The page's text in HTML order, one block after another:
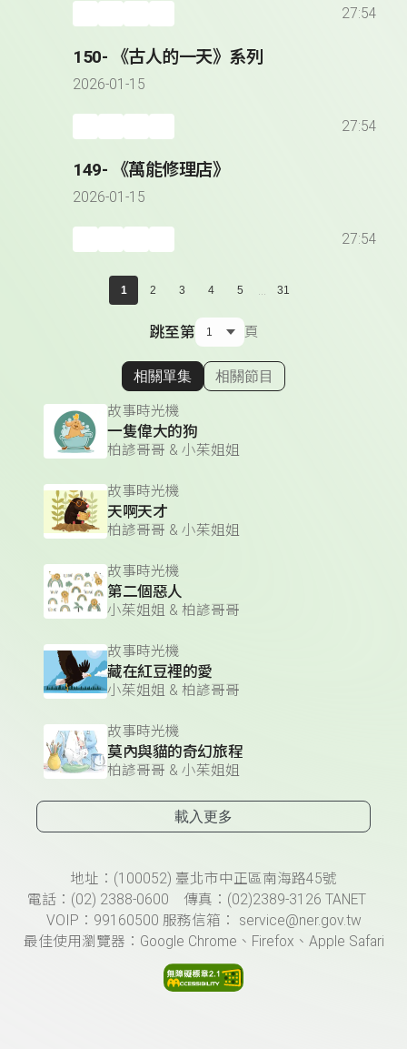
27:54
150- 《古人的一天》系列
2026-01-15
27:54
149- 《萬能修理店》
2026-01-15
27:54
1 2 3 4 5 ... 31
跳至第 頁
顯示相關單集
相關單集 相關節目
故事時光機
一隻偉大的狗
柏諺哥哥 & 小茱姐姐
故事時光機
天啊天才
柏諺哥哥 & 小茱姐姐
故事時光機
第二個惡人
小茱姐姐 & 柏諺哥哥
故事時光機
藏在紅豆裡的愛
小茱姐姐 & 柏諺哥哥
故事時光機
莫內與貓的奇幻旅程
柏諺哥哥 & 小茱姐姐
載入更多
頁尾資訊地址：(100052) 臺北市中正區南海路45號
電話：(02) 2388-0600 傳真：(02)2389-3126 TANET
VOIP：99160500 服務信箱： service@ner.gov.tw
最佳使用瀏覽器：Google Chrome、Firefox、Apple Safari